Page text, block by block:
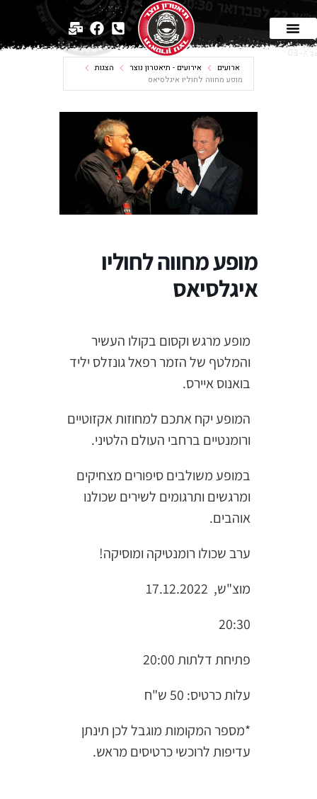
ארועים אירועים - תיאטרון נוצר
הצגות
מופע מחווה לחוליו איגלסיאס
מופע מחווה לחוליו
איגלסיאס
מופע מרגש וקסום בקולו העשיר
והמלטף של הזמר רפאל גונזלס יליד
בואנוס איירס.
המופע יקח אתכם למחוזות אקזוטיים
ורומנטיים ברחבי העולם הלטיני.
במופע משולבים סיפורים מצחיקים
ומרגשים ותרגומים לשירים שכולנו
אוהבים.
ערב שכולו רומנטיקה ומוסיקה!
מוצ"ש, 17.12.2022
20:30
פתיחת דלתות 20:00
עלות כרטיס: 50 ש"ח
*מספר המקומות מוגבל לכן תינתן
עדיפות לרוכשי כרטיסים מראש.